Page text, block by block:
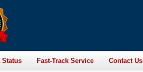
Status Fast-Track Service Contact Us